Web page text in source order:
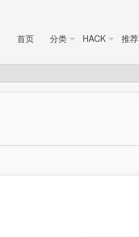
首页 分类 HACK 推荐